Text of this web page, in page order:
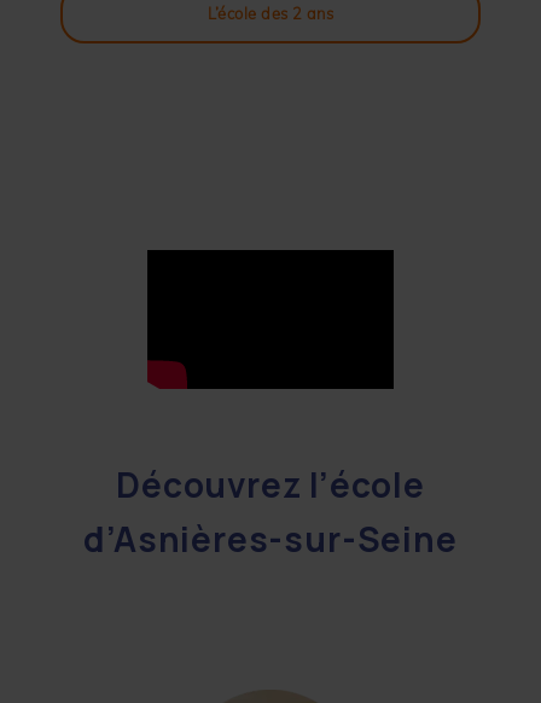
L’école des 2 ans
Découvrez l’école
d’Asnières-sur-Seine